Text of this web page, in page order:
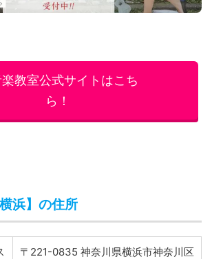
教室公式サイトはこち
ら！
浜】の住所
〒221-0835 神奈川県横浜市神奈川区